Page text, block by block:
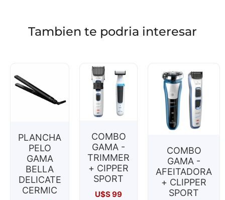
Tambien te podria interesar
PLANCHA
PELO
GAMA
BELLA
DELICATE
CERMIC
COMBO
GAMA -
TRIMMER
+ CIPPER
SPORT
U$S99
COMBO
GAMA -
AFEITADORA
+ CLIPPER
SPORT